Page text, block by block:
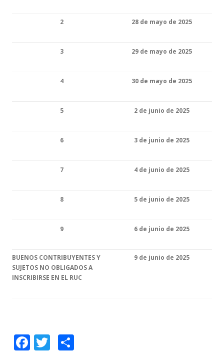
2 28 de mayo de 2025
3 29 de mayo de 2025
4 30 de mayo de 2025
5 2 de junio de 2025
6 3 de junio de 2025
7 4 de junio de 2025
8 5 de junio de 2025
9 6 de junio de 2025
BUENOS CONTRIBUYENTES Y
SUJETOS NO OBLIGADOS A
INSCRIBIRSE EN EL RUC
9 de junio de 2025
F T